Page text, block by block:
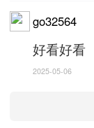
go32564
好看好看
2025-05-06